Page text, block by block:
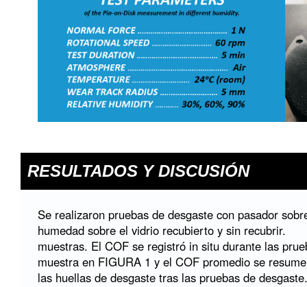
RESULTADOS Y DISCUSIÓN
Se realizaron pruebas de desgaste con pasador
humedad sobre el vidrio recubierto y sin recubrir.
muestras. El COF se registró in situ durante las
muestra en FIGURA 1 y el COF promedio se
las huellas de desgaste tras las pruebas de desgaste.